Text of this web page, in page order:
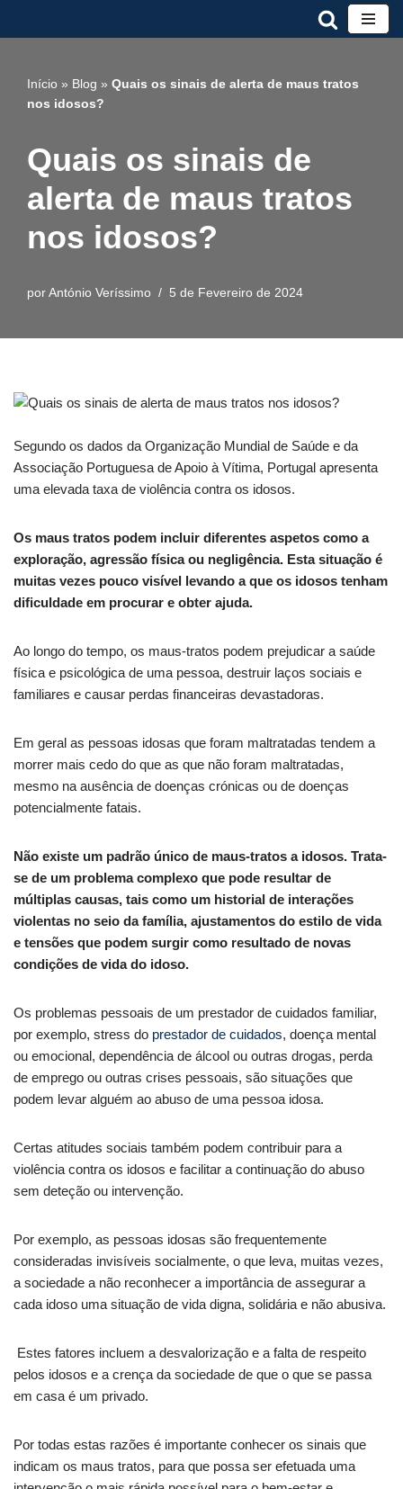
conteúdo
Início » Blog » Quais os sinais de alerta de maus tratos
nos idosos?
Quais os sinais de
alerta de maus tratos
nos idosos?
por António Veríssimo 5 de Fevereiro de 2024
Segundo os dados da Organização Mundial de Saúde e da
Associação Portuguesa de Apoio à Vítima, Portugal apresenta
uma elevada taxa de violência contra os idosos.
Os maus tratos podem incluir diferentes aspetos como a
exploração, agressão física ou negligência. Esta situação é
muitas vezes pouco visível levando a que os idosos tenham
dificuldade em procurar e obter ajuda.
Ao longo do tempo, os maus-tratos podem prejudicar a saúde
física e psicológica de uma pessoa, destruir laços sociais e
familiares e causar perdas financeiras devastadoras.
Em geral as pessoas idosas que foram maltratadas tendem a
morrer mais cedo do que as que não foram maltratadas,
mesmo na ausência de doenças crónicas ou de doenças
potencialmente fatais.
Não existe um padrão único de maus-tratos a idosos. Trata-
se de um problema complexo que pode resultar de
múltiplas causas, tais como um historial de interações
violentas no seio da família, ajustamentos do estilo de vida
e tensões que podem surgir como resultado de novas
condições de vida do idoso.
Os problemas pessoais de um prestador de cuidados familiar,
por exemplo, stress do prestador de cuidados, doença mental
ou emocional, dependência de álcool ou outras drogas, perda
de emprego ou outras crises pessoais, são situações que
podem levar alguém ao abuso de uma pessoa idosa.
Certas atitudes sociais também podem contribuir para a
violência contra os idosos e facilitar a continuação do abuso
sem deteção ou intervenção.
Por exemplo, as pessoas idosas são frequentemente
consideradas invisíveis socialmente, o que leva, muitas vezes,
a sociedade a não reconhecer a importância de assegurar a
cada idoso uma situação de vida digna, solidária e não abusiva.
Estes fatores incluem a desvalorização e a falta de respeito
pelos idosos e a crença da sociedade de que o que se passa
em casa é um privado.
Por todas estas razões é importante conhecer os sinais que
indicam os maus tratos, para que possa ser efetuada uma